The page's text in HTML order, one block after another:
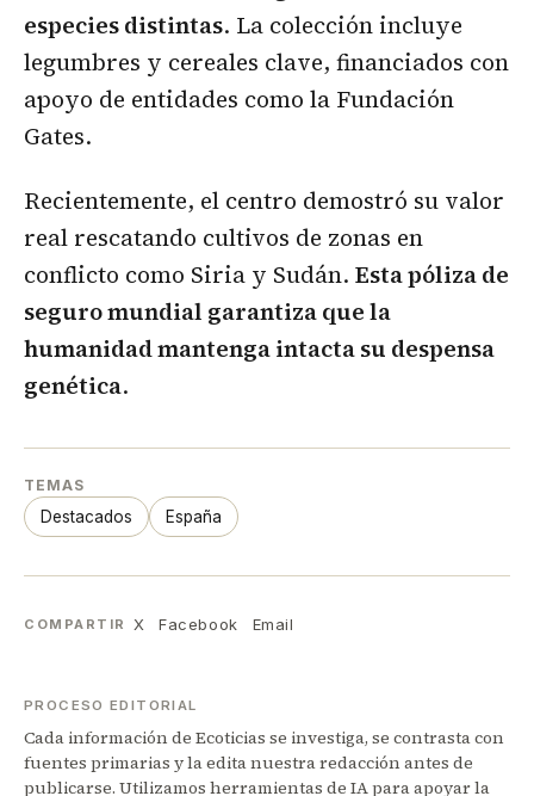
especies distintas. La colección incluye
legumbres y cereales clave, financiados con
apoyo de entidades como la Fundación
Gates.
Recientemente, el centro demostró su valor
real rescatando cultivos de zonas en
conflicto como Siria y Sudán. Esta póliza de
seguro mundial garantiza que la
humanidad mantenga intacta su despensa
genética.
TEMAS
Destacados España
COMPARTIR X Facebook Email
PROCESO EDITORIAL
Cada información de Ecoticias se investiga, se contrasta con
fuentes primarias y la edita nuestra redacción antes de
publicarse. Utilizamos herramientas de IA para apoyar la